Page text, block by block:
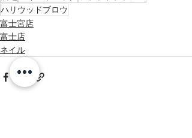
ハリウッドブロウ
富士宮店
富士店
ネイル